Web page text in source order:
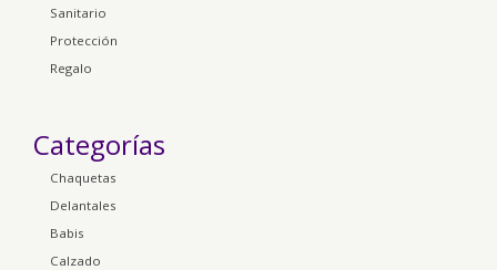
Sanitario
Protección
Regalo
Categorías
Chaquetas
Delantales
Babis
Calzado